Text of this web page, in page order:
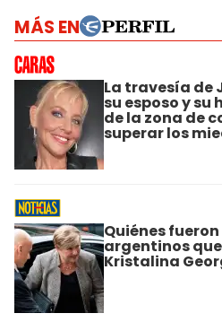
MÁS EN
La travesía de
su esposo y su
de la zona de
superar los
Quiénes
argentinos
Kristalina